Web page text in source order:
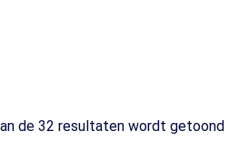
de 32 resultaten wordt getoond